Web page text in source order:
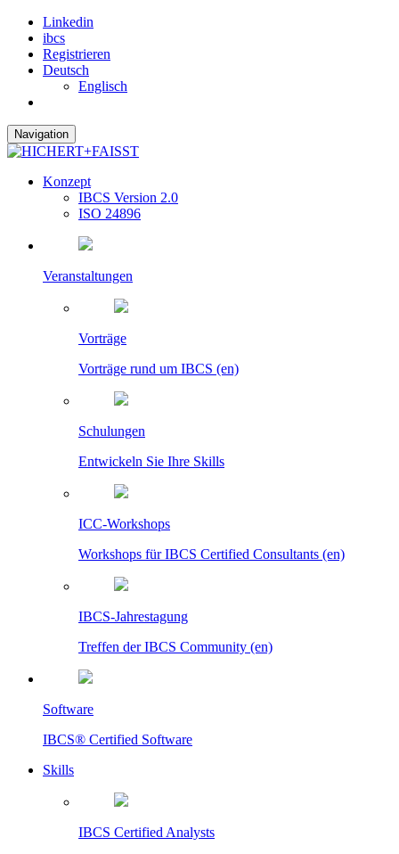
Linkedin
ibcs
Registrieren
Deutsch
Englisch
Navigation
Konzept
IBCS Version 2.0
ISO 24896
Veranstaltungen
Vorträge
Vorträge rund um IBCS (en)
Schulungen
Entwickeln Sie Ihre Skills
ICC-Workshops
Workshops für IBCS Certified Consultants (en)
IBCS-Jahrestagung
Treffen der IBCS Community (en)
Software
IBCS® Certified Software
Skills
IBCS Certified Analysts